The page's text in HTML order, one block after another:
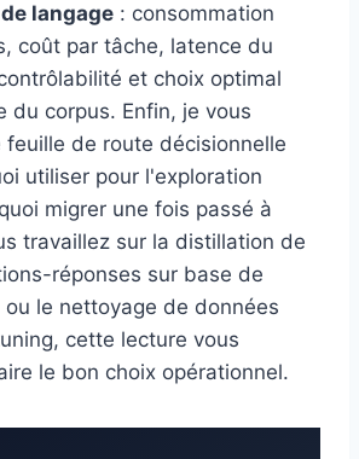
langage : consommation
coût par tâche, latence du
et choix optimal
du corpus. Enfin, je vous
feuille de route décisionnelle
utiliser pour l'exploration
migrer une fois passé à
travaillez sur la distillation de
réponses sur base de
ou le nettoyage de données
cette lecture vous
le bon choix opérationnel.